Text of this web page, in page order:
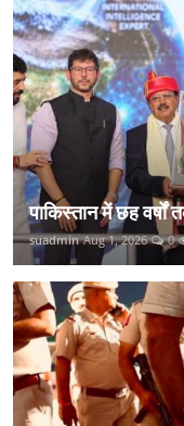
पाकिस्तान में छह वर्षों
suadmin Aug 1, 2026 0